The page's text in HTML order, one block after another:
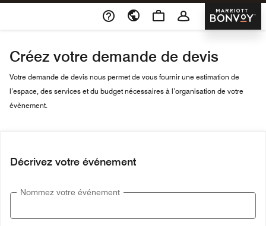
Skip To Content
Marriott
Créez votre demande de devis
Votre demande de devis nous permet de vous fournir une estimation de
l’espace, des services et du budget nécessaires à l’organisation de votre
évènement.
Décrivez votre événement
Nommez votre événement